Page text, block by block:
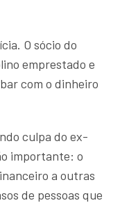
O sócio do
emprestado e
com o dinheiro
culpa do ex-
importante: o
a outras
de pessoas que